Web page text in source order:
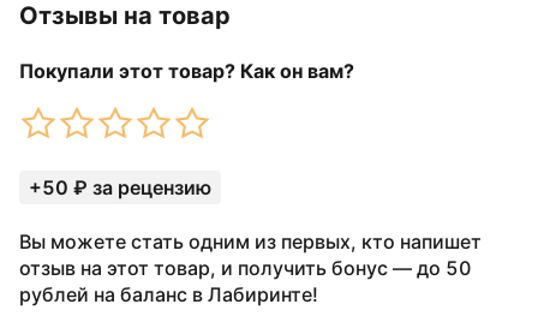
Отзывы на товар
Покупали этот товар? Как он вам?
+50 ₽ за рецензию
Вы можете стать одним из первых, кто напишет
отзыв на этот товар, и получить бонус — до 50
рублей на баланс в Лабиринте!